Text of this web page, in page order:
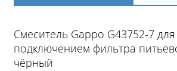
Смеситель Gappo G43752-7 для
подключением фильтра
чёрный